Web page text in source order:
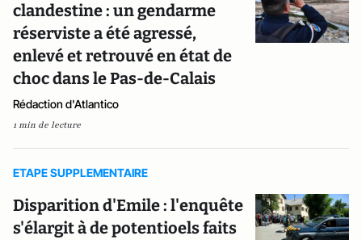
clandestine : un gendarme
réserviste a été agressé,
enlevé et retrouvé en état de
choc dans le Pas-de-Calais
Rédaction d'Atlantico
1 min de lecture
ETAPE SUPPLEMENTAIRE
Disparition d'Emile : l'enquête
s'élargit à de potentioels faits